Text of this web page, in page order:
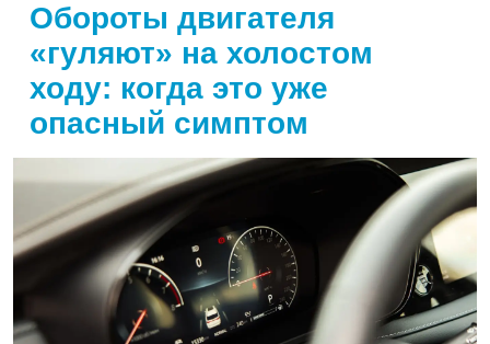
Обороты двигателя
«гуляют» на холостом
ходу: когда это уже
опасный симптом